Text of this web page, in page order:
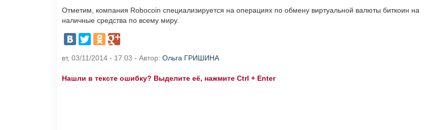
Отметим, компания Robocoin специализируется на операциях по обмену виртуальной валюты биткоин на
наличные средства по всему миру.
вт, 03/11/2014 - 17:03 - Автор: Ольга ГРИШИНА
Нашли в тексте ошибку? Выделите её, нажмите Ctrl + Enter